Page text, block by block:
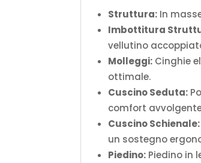
Struttura: In
Imbottitura
vellutino
Molleggi: Cinghie
ottimale.
Cuscino Seduta:
comfort
Cuscino Schienale:
un sostegno
Piedino: Piedino in